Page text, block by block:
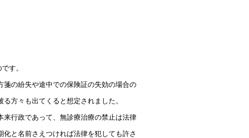
す。
の紛失や途中での保険証の失効の場合の
方々も出てくると想定されました。
行政であって、無診療治療の禁止は法律
と名前さえつければ法律を犯しても許さ